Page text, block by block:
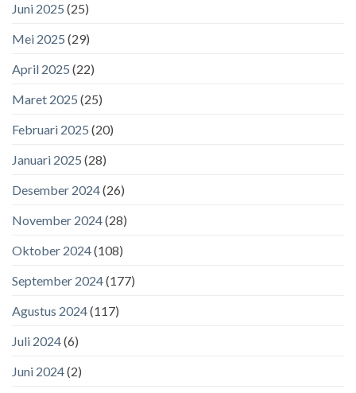
Juni 2025 (25)
Mei 2025 (29)
April 2025 (22)
Maret 2025 (25)
Februari 2025 (20)
Januari 2025 (28)
Desember 2024(26)
November 2024(28)
Oktober 2024(108)
September 2024(177)
Agustus 2024(117)
Juli 2024(6)
Juni 2024(2)